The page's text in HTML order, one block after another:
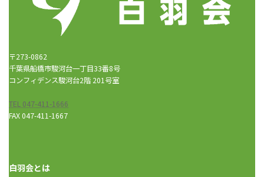
〒273-0862
千葉県船橋市駿河台一丁目33番8号
コンフィデンス駿河台2階 201号室
TEL 047-411-1666
FAX 047-411-1667
白羽会とは